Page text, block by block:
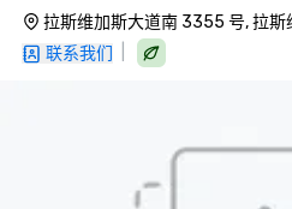
拉斯维加斯大道南 3355 号, 拉斯
联系我们